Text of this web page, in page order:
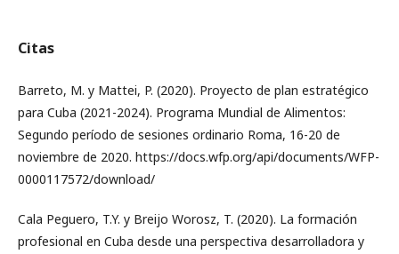
Citas
Barreto, M. y Mattei, P. (2020). Proyecto de plan estratégico
para Cuba (2021-2024). Programa Mundial de Alimentos:
Segundo período de sesiones ordinario Roma, 16-20 de
noviembre de 2020. https://docs.wfp.org/api/documents/WFP-
0000117572/download/
Cala Peguero, T.Y. y Breijo Worosz, T. (2020). La formación
profesional en Cuba desde una perspectiva desarrolladora y